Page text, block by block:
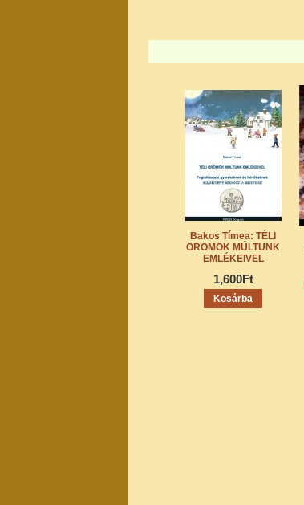
Bakos Tímea: TÉLI
ÖRÖMÖK MÚLTUNK
EMLÉKEIVEL
1,600Ft
Kosárba